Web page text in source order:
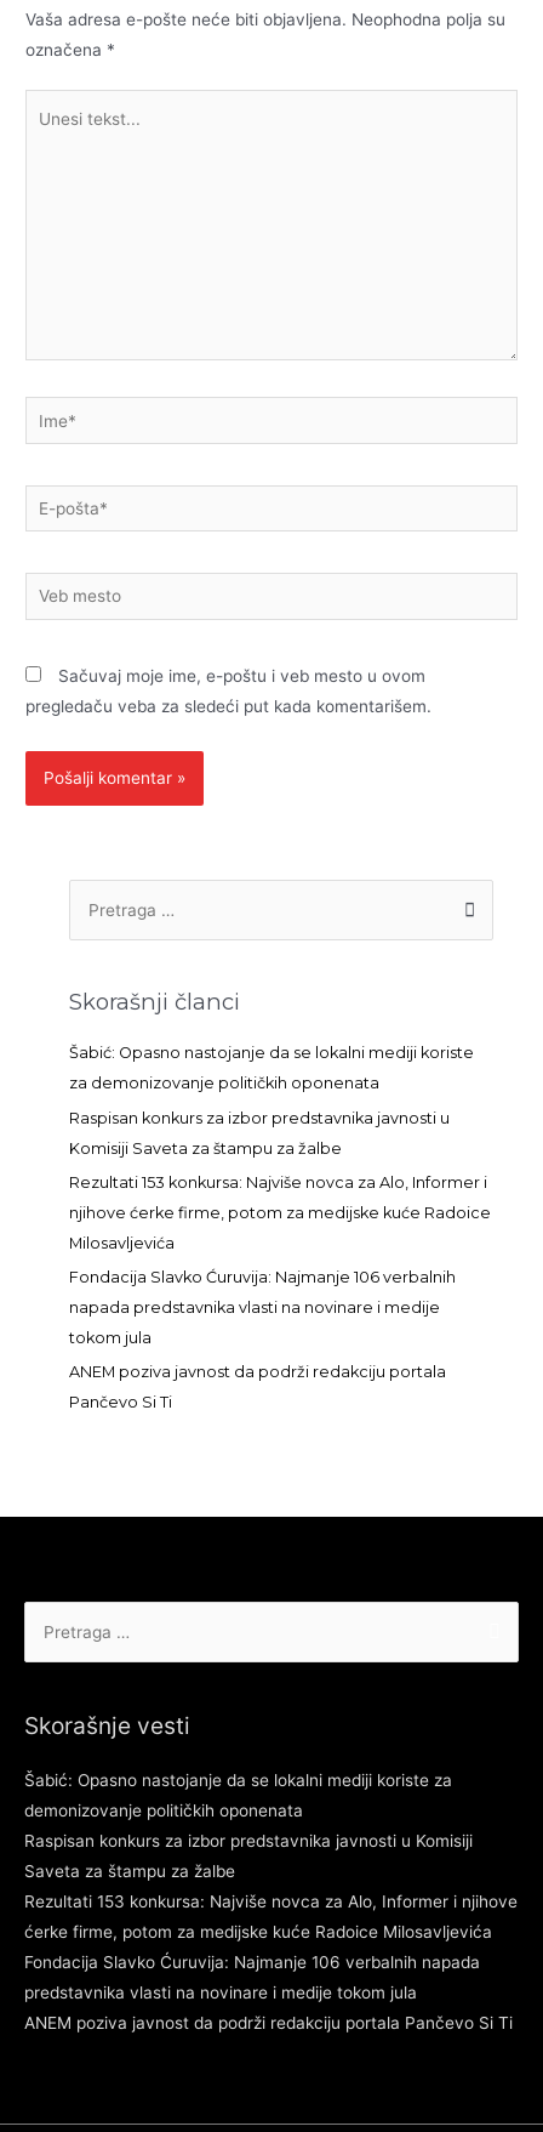
Vaša adresa e-pošte neće biti objavljena. Neophodna polja su
označena *
Ime*
E-
pošta*
Veb
mesto
Sačuvaj moje ime, e-poštu i veb mesto u ovom
pregledaču veba za sledeći put kada komentarišem.
r
a
Skorašnji članci
Šabić: Opasno nastojanje da se lokalni mediji koriste
za demonizovanje političkih oponenata
Raspisan konkurs za izbor predstavnika javnosti u
Komisiji Saveta za štampu za žalbe
Rezultati 153 konkursa: Najviše novca za Alo, Informer i
njihove ćerke firme, potom za medijske kuće Radoice
Milosavljevića
Fondacija Slavko Ćuruvija: Najmanje 106 verbalnih
napada predstavnika vlasti na novinare i medije
tokom jula
ANEM poziva javnost da podrži redakciju portala
Pančevo Si Ti
Skorašnje vesti
Šabić: Opasno nastojanje da se lokalni mediji koriste za
demonizovanje političkih oponenata
Raspisan konkurs za izbor predstavnika javnosti u Komisiji
Saveta za štampu za žalbe
Rezultati 153 konkursa: Najviše novca za Alo, Informer i njihove
ćerke firme, potom za medijske kuće Radoice Milosavljevića
Fondacija Slavko Ćuruvija: Najmanje 106 verbalnih napada
predstavnika vlasti na novinare i medije tokom jula
ANEM poziva javnost da podrži redakciju portala Pančevo Si Ti